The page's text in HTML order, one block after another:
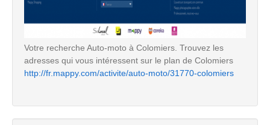
Votre recherche Auto-moto à Colomiers. Trouvez les
adresses qui vous intéressent sur le plan de Colomiers
http://fr.mappy.com/activite/auto-moto/31770-colomiers